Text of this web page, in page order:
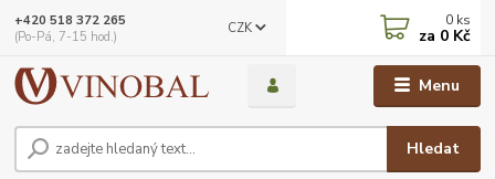
Menu
CZK
Hledat
+420 518 372 265
(Po-Pá, 7-15 hod.)
0 ks
za 0 Kč